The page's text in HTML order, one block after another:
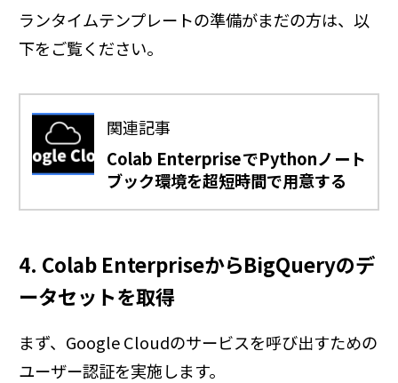
ランタイムテンプレートの準備がまだの方は、以
下をご覧ください。
関連記事
Colab EnterpriseでPythonノート
ブック環境を超短時間で用意する
4. Colab EnterpriseからBigQueryのデ
ータセットを取得
まず、Google Cloudのサービスを呼び出すための
ユーザー認証を実施します。